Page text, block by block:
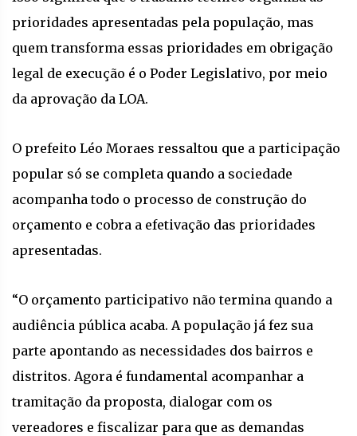
prioridades apresentadas pela população, mas
quem transforma essas prioridades em obrigação
legal de execução é o Poder Legislativo, por meio
da aprovação da LOA.
O prefeito Léo Moraes ressaltou que a participação
popular só se completa quando a sociedade
acompanha todo o processo de construção do
orçamento e cobra a efetivação das prioridades
apresentadas.
“O orçamento participativo não termina quando a
audiência pública acaba. A população já fez sua
parte apontando as necessidades dos bairros e
distritos. Agora é fundamental acompanhar a
tramitação da proposta, dialogar com os
vereadores e fiscalizar para que as demandas